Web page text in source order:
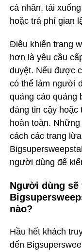
cá nhân, tải
hoặc trả phí gian
Điều khiến trang
hơn là yêu cầu
duyệt. Nếu được
có thể làm người
quảng cáo quảng
đáng tin cậy hoặc
hoàn toàn.
cách các trang
người dùng để
Người dùng sẽ
nào?
Hầu hết khách
đến